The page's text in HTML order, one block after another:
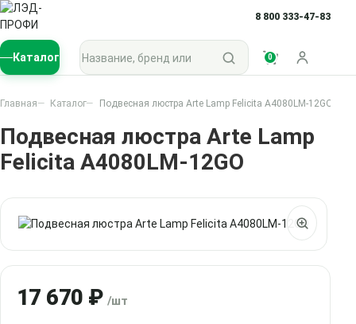
8 800 333-47-83
Каталог
Поиск по каталогу
0
Войти
Главная Каталог Подвесная люстра Arte Lamp Felicita A4080LM-12GO
Подвесная люстра Arte Lamp
Felicita A4080LM-12GO
17 670 ₽ /шт